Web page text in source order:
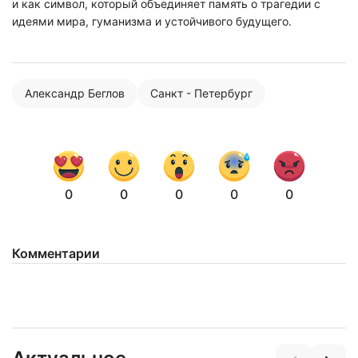
и как символ, который объединяет память о трагедии с
идеями мира, гуманизма и устойчивого будущего.
Александр Беглов Санкт - Петербург
0 0 0 0 0
Комментарии